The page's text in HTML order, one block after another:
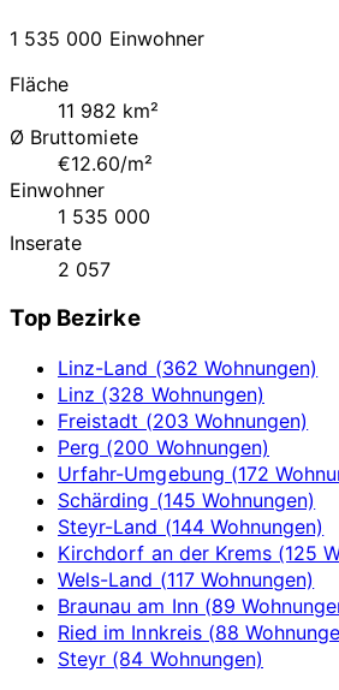
1 535 000 Einwohner
Fläche
11 982 km²
Ø Bruttomiete
€12.60/m²
Einwohner
1 535 000
Inserate
2 057
Top Bezirke
Linz-Land (362 Wohnungen)
Linz (328 Wohnungen)
Freistadt (203 Wohnungen)
Perg (200 Wohnungen)
Urfahr-Umgebung (172
Schärding (145 Wohnungen)
Steyr-Land (144 Wohnungen)
Kirchdorf an der Krems (125
Wels-Land (117 Wohnungen)
Braunau am Inn (89
Ried im Innkreis (88
Steyr (84 Wohnungen)